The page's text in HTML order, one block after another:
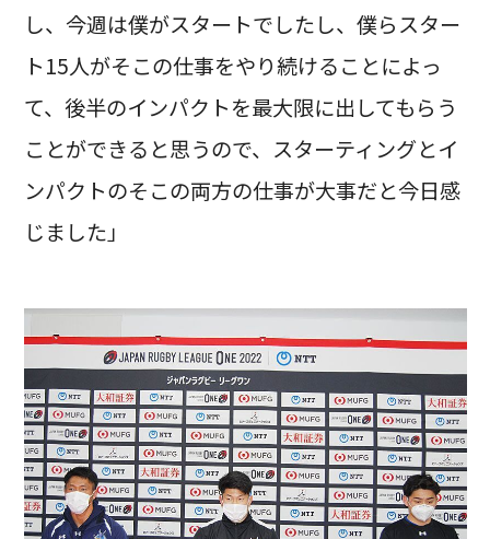
し、今週は僕がスタートでしたし、僕らスター
ト15人がそこの仕事をやり続けることによっ
て、後半のインパクトを最大限に出してもらう
ことができると思うので、スターティングとイ
ンパクトのそこの両方の仕事が大事だと今日感
じました」